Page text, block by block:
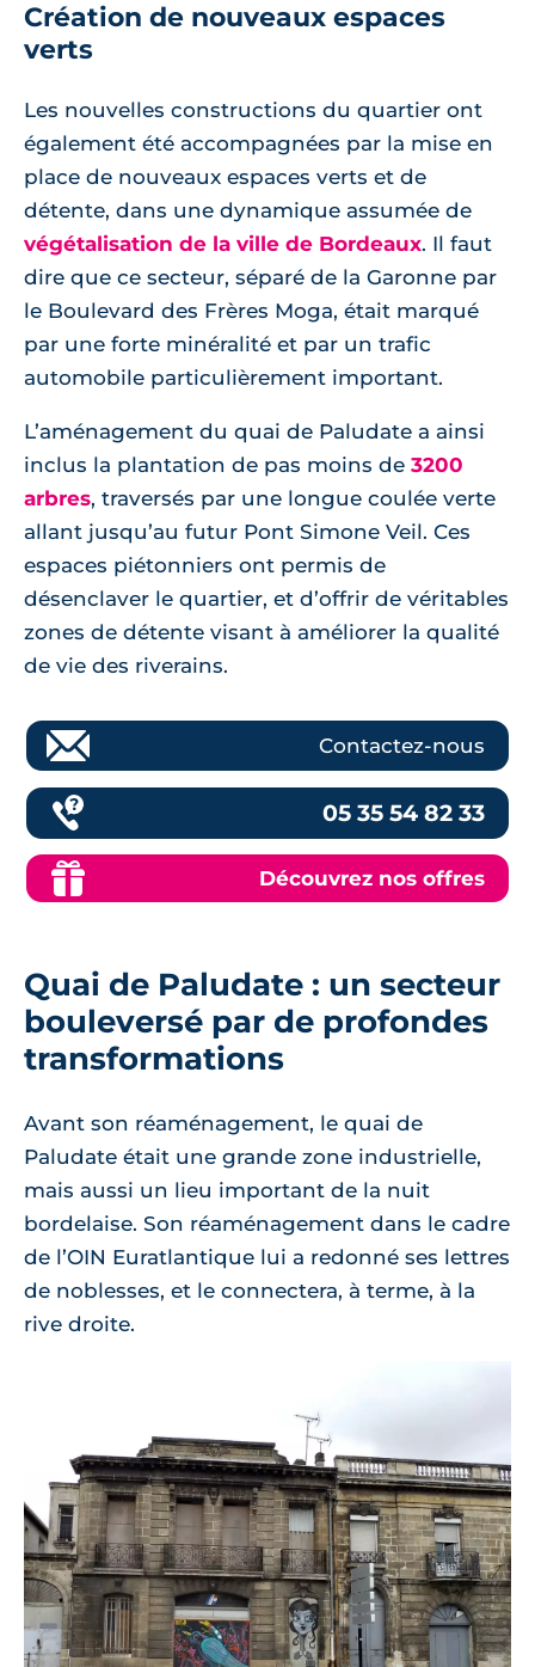
Création de nouveaux espaces
verts
Les nouvelles constructions du quartier ont
également été accompagnées par la mise en
place de nouveaux espaces verts et de
détente, dans une dynamique assumée de
végétalisation de la ville de Bordeaux. Il faut
dire que ce secteur, séparé de la Garonne par
le Boulevard des Frères Moga, était marqué
par une forte minéralité et par un trafic
automobile particulièrement important.
L’aménagement du quai de Paludate a ainsi
inclus la plantation de pas moins de 3200
arbres, traversés par une longue coulée verte
allant jusqu’au futur Pont Simone Veil. Ces
espaces piétonniers ont permis de
désenclaver le quartier, et d’offrir de véritables
zones de détente visant à améliorer la qualité
de vie des riverains.
Contactez-nous
05 35 54 82 33
Découvrez nos offres
Quai de Paludate : un secteur
bouleversé par de profondes
transformations
Avant son réaménagement, le quai de
Paludate était une grande zone industrielle,
mais aussi un lieu important de la nuit
bordelaise. Son réaménagement dans le cadre
de l’OIN Euratlantique lui a redonné ses lettres
de noblesses, et le connectera, à terme, à la
rive droite.